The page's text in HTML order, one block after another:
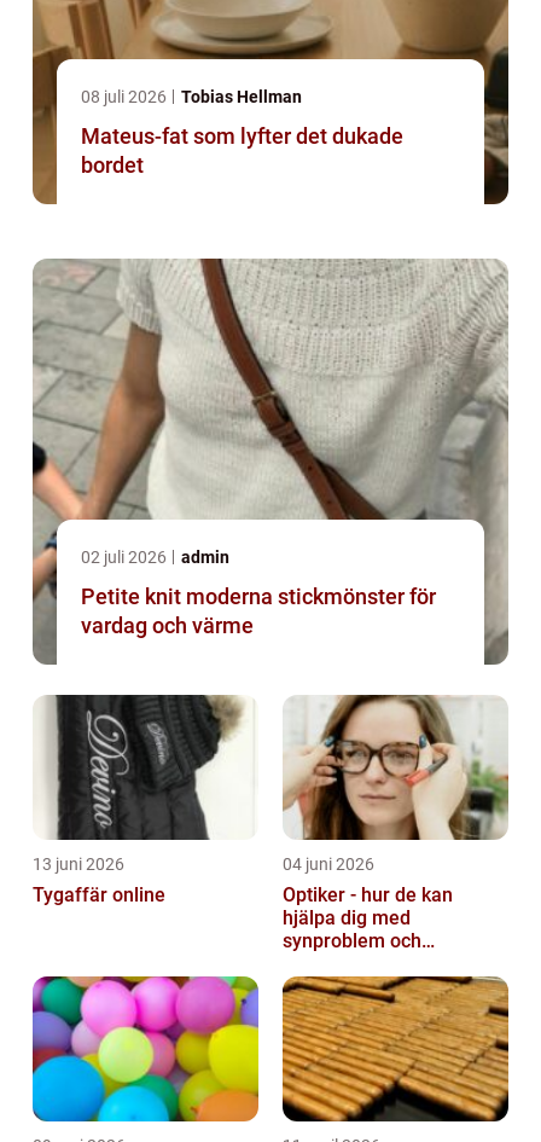
08 juli 2026 Tobias Hellman
Mateus-fat som lyfter det dukade
bordet
02 juli 2026 admin
Petite knit moderna stickmönster för
vardag och värme
13 juni 2026
Tygaffär online
04 juni 2026
Optiker - hur de kan
hjälpa dig med
synproblem och